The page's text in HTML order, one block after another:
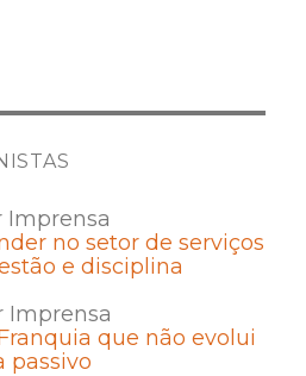
Imprensa
no setor de serviços
e disciplina
Imprensa
que não evolui
passivo